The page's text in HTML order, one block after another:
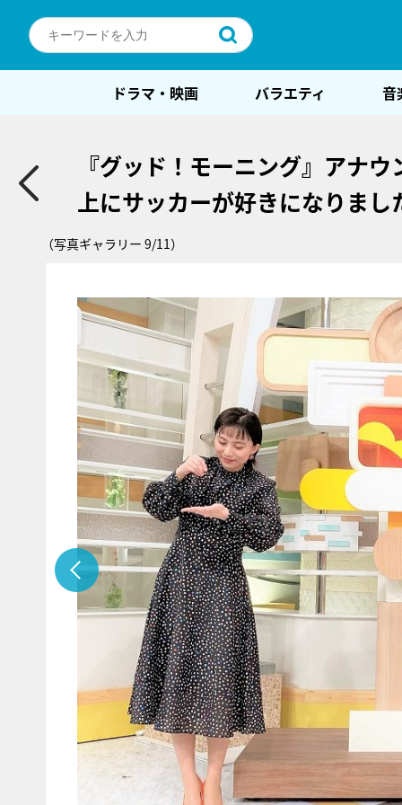
ドラマ・映画 バラエティ 音
『グッド！モーニング』アナ
上にサッカーが好きになりまし
（写真ギャラリー 9/11）